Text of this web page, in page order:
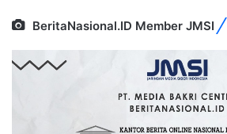
BeritaNasional.ID Member JMSI